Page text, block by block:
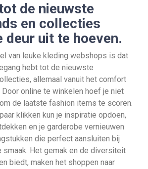
de nieuwste
en collecties
deur uit te hoeven.
van leuke kleding webshops is dat
hebt tot de nieuwste
allemaal vanuit het comfort
Door online te winkelen hoef je niet
de laatste fashion items te scoren.
klikken kun je inspiratie opdoen,
en je garderobe vernieuwen
die perfect aansluiten bij
smaak. Het gemak en de diversiteit
biedt, maken het shoppen naar